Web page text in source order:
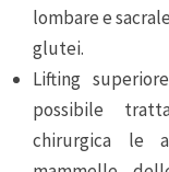
lombare e
glutei.
Lifting
possibile
chirurgica le